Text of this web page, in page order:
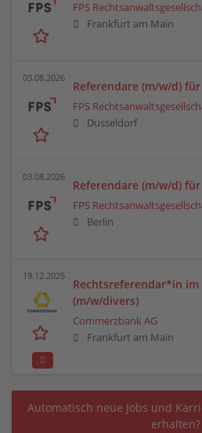
FPS
Frankfurt am Main
03.08.2026
Referendare (m/w/d)
FPS
Düsseldorf
03.08.2026
Referendare (m/w/d)
FPS
Berlin
19.12.2025
Rechtsreferendar*in im
(m/w/divers)
Commerzbank AG
Frankfurt am Main
Automatisch neue Jobs und
erhalten?